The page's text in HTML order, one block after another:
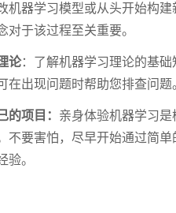
机器学习模型或从头开始构
对于该过程至关重要。
论：了解机器学习理论的基
在出现问题时帮助您排查问题
的项目： 亲身体验机器学习
不要害怕，尽早开始通过简单
验。